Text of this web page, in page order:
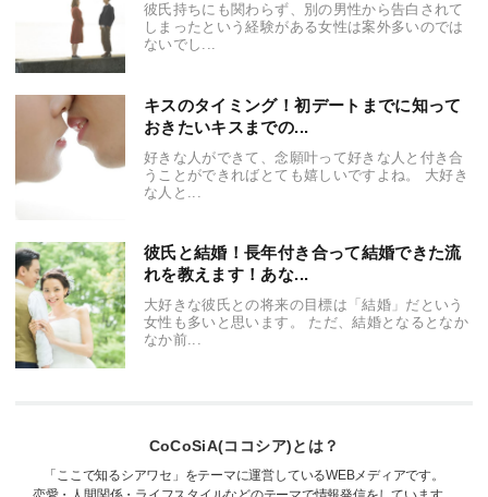
彼氏持ちにも関わらず、別の男性から告白されて
しまったという経験がある女性は案外多いのでは
ないでし...
キスのタイミング！初デートまでに知って
おきたいキスまでの...
好きな人ができて、念願叶って好きな人と付き合
うことができればとても嬉しいですよね。 大好き
な人と...
彼氏と結婚！長年付き合って結婚できた流
れを教えます！あな...
大好きな彼氏との将来の目標は「結婚」だという
女性も多いと思います。 ただ、結婚となるとなか
なか前...
CoCoSiA(ココシア)とは？
「ここで知るシアワセ」をテーマに運営しているWEBメディアです。